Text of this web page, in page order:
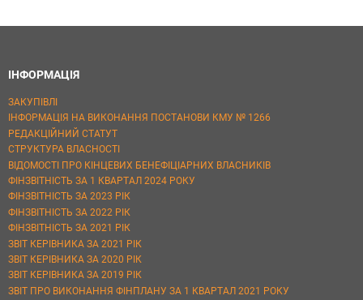
ІНФОРМАЦІЯ
ЗАКУПІВЛІ
ІНФОРМАЦІЯ НА ВИКОНАННЯ ПОСТАНОВИ КМУ № 1266
РЕДАКЦІЙНИЙ СТАТУТ
СТРУКТУРА ВЛАСНОСТІ
ВІДОМОСТІ ПРО КІНЦЕВИХ БЕНЕФІЦІАРНИХ ВЛАСНИКІВ
ФІНЗВІТНІСТЬ ЗА 1 КВАРТАЛ 2024 РОКУ
ФІНЗВІТНІСТЬ ЗА 2023 РІК
ФІНЗВІТНІСТЬ ЗА 2022 РІК
ФІНЗВІТНІСТЬ ЗА 2021 РІК
ЗВІТ КЕРІВНИКА ЗА 2021 РІК
ЗВІТ КЕРІВНИКА ЗА 2020 РІК
ЗВІТ КЕРІВНИКА ЗА 2019 РІК
ЗВІТ ПРО ВИКОНАННЯ ФІНПЛАНУ ЗА 1 КВАРТАЛ 2021 РОКУ